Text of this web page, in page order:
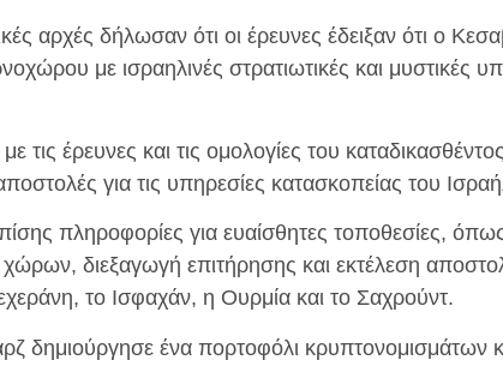
αρχές δήλωσαν ότι οι έρευνες έδειξαν ότι ο
με ισραηλινές στρατιωτικές και μυστικές
τις έρευνες και τις ομολογίες του
για τις υπηρεσίες κατασκοπείας του
πληροφορίες για ευαίσθητες τοποθεσίες,
διεξαγωγή επιτήρησης και εκτέλεση
το Ισφαχάν, η Ουρμία και το Σαχρούντ.
δημιούργησε ένα πορτοφόλι κρυπτονομισμάτων